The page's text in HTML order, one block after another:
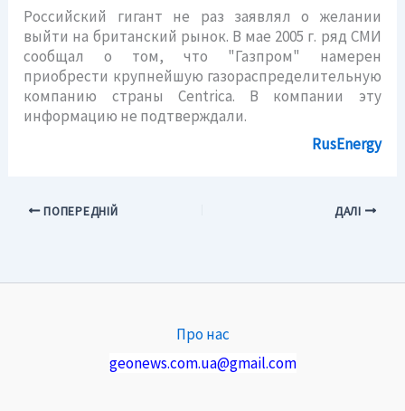
Российский гигант не раз заявлял о желании
выйти на британский рынок. В мае 2005 г. ряд СМИ
сообщал о том, что "Газпром" намерен
приобрести крупнейшую газораспределительную
компанию страны Centrica. В компании эту
информацию не подтверждали.
RusEnergy
ПОПЕРЕДНІЙ ДАЛІ
Про нас
geonews.com.ua@gmail.com